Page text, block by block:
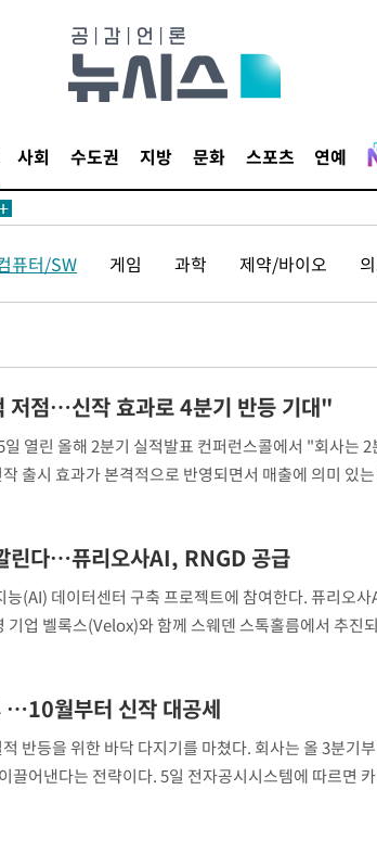
사회 수도권 지방 문화 스포츠 연예
퓨터/SW 게임 과학 제약/바이오
점…신작 효과로 4분기 반등 기대"
열린 올해 2분기 실적발표 컨퍼런스콜에서 "회사는 2
출시 효과가 본격적으로 반영되면서 매출에 의미 있
해 2분기 연결 기준 매출 750억원,
린다…퓨리오사AI, RNGD 공급
(AI) 데이터센터 구축 프로젝트에 참여한다. 퓨리오사
업 벨록스(Velox)와 함께 스웨덴 스톡홀름에서 추진
. 이번 프로젝트는 스웨덴 스톡홀름에 15메가
월부터 신작 대공세
반등을 위한 바닥 다지기를 마쳤다. 회사는 올 3분기
끌어낸다는 전략이다. 5일 전자공시시스템에 따르면
억원을 기록했다. 기존 게임 매출의 자연스러운 감소
1
10대가 40대 친모
3
매달리지 말고 과
4
백혈병 재발 최성원